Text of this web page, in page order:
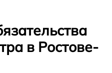
в Ростове-